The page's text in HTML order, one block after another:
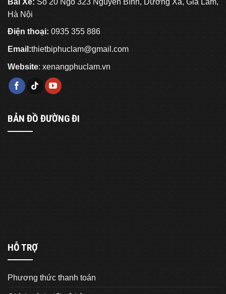
Hà Nội
Điện thoại: 0935 355 886
Email:thietbiphuclam@gmail.com
Website: xenangphuclam.vn
BẢN ĐỒ ĐƯỜNG ĐI
HỖ TRỢ
Phương thức thanh toán